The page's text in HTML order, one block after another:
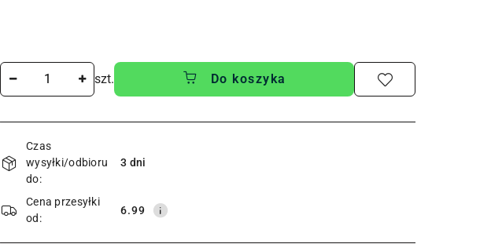
szt. Do koszyka
Dostępność
i
dostawa
Czas
wysyłki/odbioru
do:
3 dni
Cena przesyłki
od:
6.99